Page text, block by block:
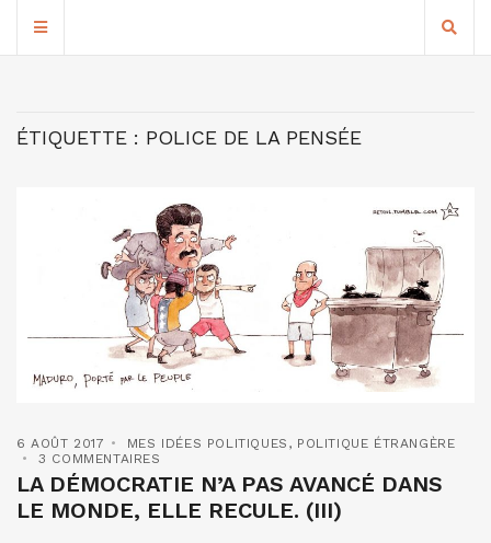
ÉTIQUETTE : POLICE DE LA PENSÉE
6 AOÛT 2017 MES IDÉES POLITIQUES , POLITIQUE ÉTRANGÈRE
3 COMMENTAIRES
LA DÉMOCRATIE N’A PAS AVANCÉ DANS
LE MONDE, ELLE RECULE. (III)